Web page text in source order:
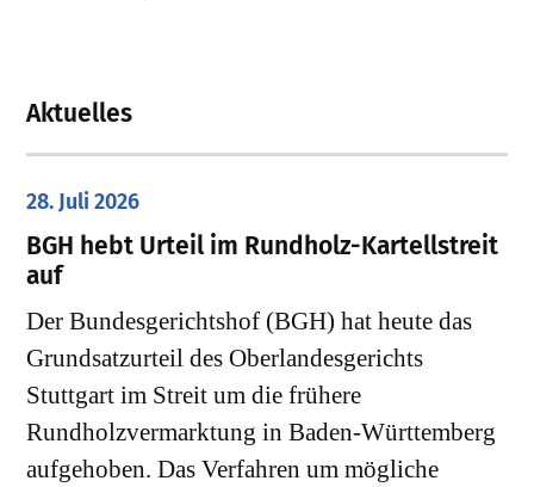
Aktuelles
28. Juli 2026
​BGH hebt Urteil im Rundholz-Kartellstreit
auf
Der Bundesgerichtshof (BGH) hat heute das
Grundsatzurteil des Oberlandesgerichts
Stuttgart im Streit um die frühere
Rundholzvermarktung in Baden-Württemberg
aufgehoben. Das Verfahren um mögliche